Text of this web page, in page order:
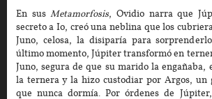
En susMetamorfosis, Ovidio narra que
secreto a Io, creó una neblina que los
Juno, celosa, la disiparía para
último momento, Júpiter transformó en
Juno, segura de que su marido la engañaba,
la ternera y la hizo custodiar por Argos, un
que nunca dormía. Por órdenes de